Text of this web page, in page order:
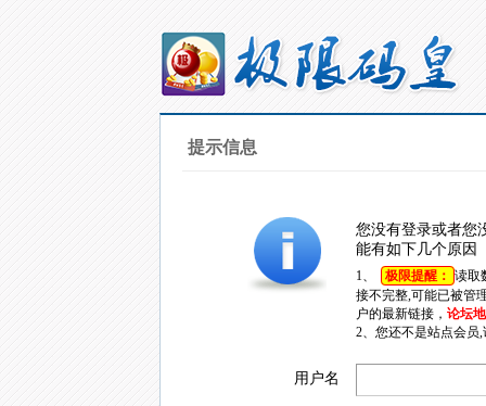
提示信息
您没有登录或者您
能有如下几个原因
1、 极限提醒： 读取
接不完整,可能已被管
户的最新链接， 论坛
2、您还不是站点会员
用户名